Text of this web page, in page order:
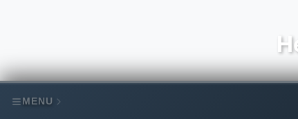
MENU